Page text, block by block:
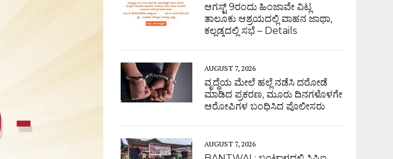
ಆಗಸ್ಟ್ 9ರಂದು ಹಿಂಜಾವೇ ವಿಟ್ಲ
ತಾಲೂಕು ಆಶ್ರಯದಲ್ಲಿ ವಾಹನ ಜಾಥಾ,
ಕಲ್ಲಡ್ಕದಲ್ಲಿ ಸಭೆ – Details
AUGUST 7, 2026
ವೃದ್ಧೆಯ ಮೇಲೆ ಹಲ್ಲೆ ನಡೆಸಿ ದರೋಡೆ
ಮಾಡಿದ ಪ್ರಕರಣ, ಮೂರು ದಿನಗಳೊಳಗೇ
ಆರೋಪಿಗಳ ಬಂಧಿಸಿದ ಪೊಲೀಸರು
AUGUST 7, 2026